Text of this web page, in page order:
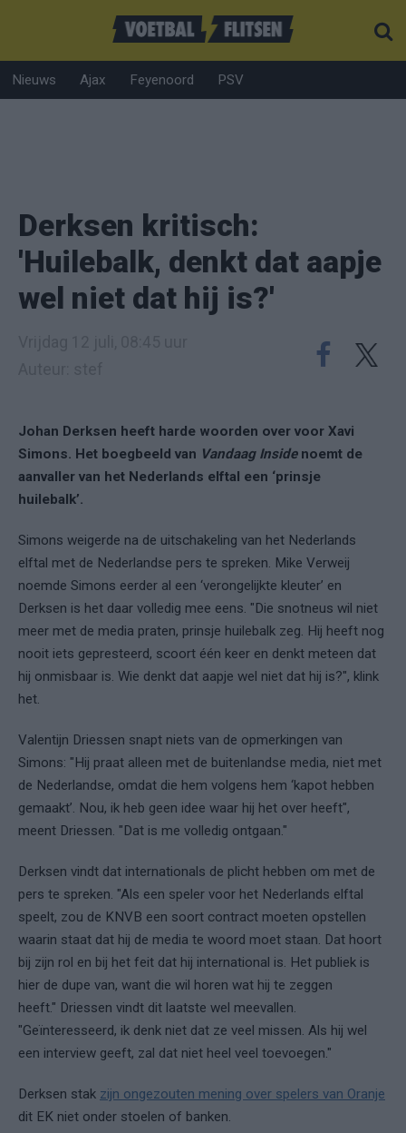
Nieuws Ajax Feyenoord PSV
Derksen kritisch:
'Huilebalk, denkt dat aapje
wel niet dat hij is?'
Johan Derksen heeft harde woorden over voor Xavi
Simons. Het boegbeeld van Vandaag Insidenoemt de
aanvaller van het Nederlands elftal een ‘prinsje
huilebalk’.
Simons weigerde na de uitschakeling van het Nederlands
elftal met de Nederlandse pers te spreken. Mike Verweij
noemde Simons eerder al een ‘verongelijkte kleuter’ en
Derksen is het daar volledig mee eens. "Die snotneus wil niet
meer met de media praten, prinsje huilebalk zeg. Hij heeft nog
nooit iets gepresteerd, scoort één keer en denkt meteen dat
hij onmisbaar is. Wie denkt dat aapje wel niet dat hij is?", klink
het.
Valentijn Driessen snapt niets van de opmerkingen van
Simons: "Hij praat alleen met de buitenlandse media, niet met
de Nederlandse, omdat die hem volgens hem ‘kapot hebben
gemaakt’. Nou, ik heb geen idee waar hij het over heeft",
meent Driessen. "Dat is me volledig ontgaan."
Derksen vindt dat internationals de plicht hebben om met de
pers te spreken. "Als een speler voor het Nederlands elftal
speelt, zou de KNVB een soort contract moeten opstellen
waarin staat dat hij de media te woord moet staan. Dat hoort
bij zijn rol en bij het feit dat hij international is. Het publiek is
hier de dupe van, want die wil horen wat hij te zeggen
heeft." Driessen vindt dit laatste wel meevallen.
"Geïnteresseerd, ik denk niet dat ze veel missen. Als hij wel
een interview geeft, zal dat niet heel veel toevoegen."
Derksen stak zijn ongezouten mening over spelers van Oranje
dit EK niet onder stoelen of banken.